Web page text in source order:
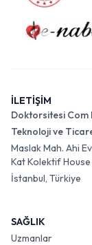
İLETİŞİM
Doktorsitesi Com
Teknoloji ve
Maslak Mah. Ahi
Kat Kolektif House
İstanbul, Türkiye
SAĞLIK
Uzmanlar